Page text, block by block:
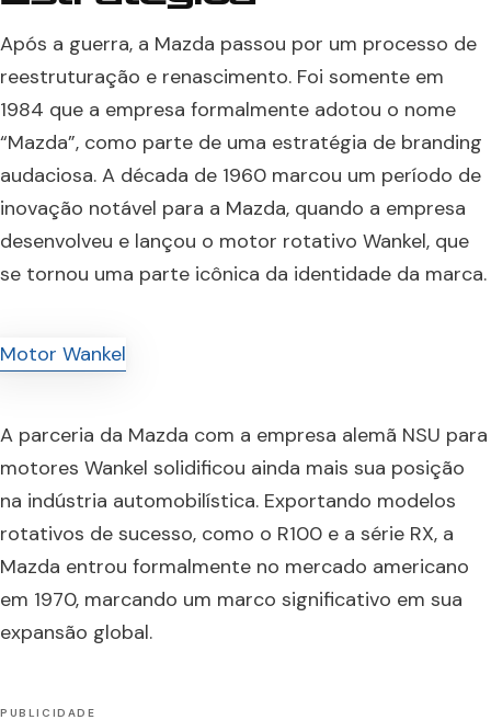
Após a guerra, a Mazda passou por um processo de
reestruturação e renascimento. Foi somente em
1984 que a empresa formalmente adotou o nome
“Mazda”, como parte de uma estratégia de branding
audaciosa. A década de 1960 marcou um período de
inovação notável para a Mazda, quando a empresa
desenvolveu e lançou o motor rotativo Wankel, que
se tornou uma parte icônica da identidade da marca.
A parceria da Mazda com a empresa alemã NSU para
motores Wankel solidificou ainda mais sua posição
na indústria automobilística. Exportando modelos
rotativos de sucesso, como o R100 e a série RX, a
Mazda entrou formalmente no mercado americano
em 1970, marcando um marco significativo em sua
expansão global.